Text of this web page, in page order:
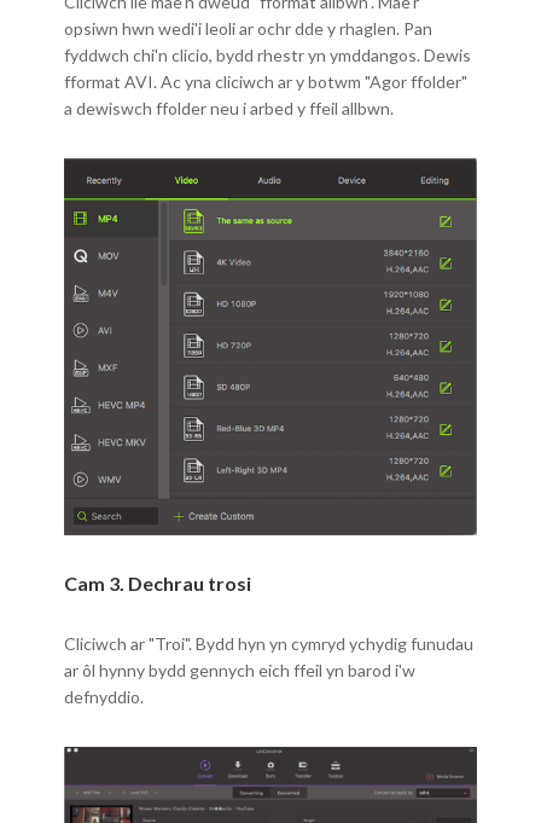
opsiwn hwn wedi'i leoli ar ochr dde y rhaglen. Pan
fyddwch chi'n clicio, bydd rhestr yn ymddangos. Dewis
fformat AVI. Ac yna cliciwch ar y botwm "Agor ffolder"
a dewiswch ffolder neu i arbed y ffeil allbwn.
Cam 3. Dechrau trosi
Cliciwch ar "Troi". Bydd hyn yn cymryd ychydig funudau
ar ôl hynny bydd gennych eich ffeil yn barod i'w
defnyddio.